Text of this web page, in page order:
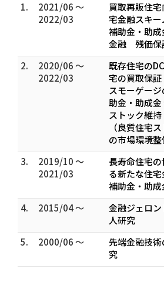
1.
2021/06 ～
2022/03
買取再販住
宅金融スキ
補助金・助
金融 残価保
2.
2020/06 ～
2022/03
既存住宅の
宅の買取保
スモーゲー
助金・助成
ストック維持
（良質住宅
の市場環境整
3.
2019/10 ～
2021/03
長寿命住宅
る新たな住
補助金・助成
4.
2015/04 ～
金融ジェロ
人研究
5.
2000/06 ～
先端金融技
究